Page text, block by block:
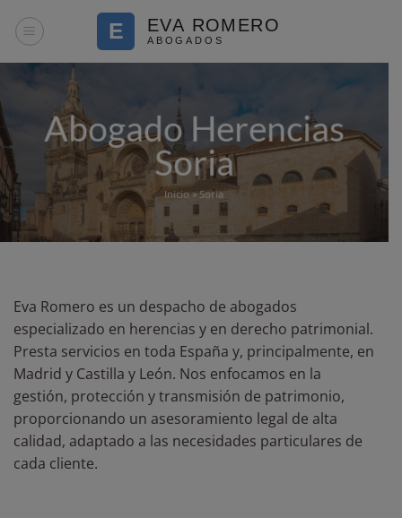
Abogado Herencias
Soria
Inicio » Soria
Eva Romero es un despacho de abogados
especializado en herencias y en derecho patrimonial.
Presta servicios en toda España y, principalmente, en
Madrid y Castilla y León. Nos enfocamos en la
gestión, protección y transmisión de patrimonio,
proporcionando un asesoramiento legal de alta
calidad, adaptado a las necesidades particulares de
cada cliente.